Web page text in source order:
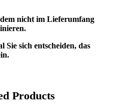
nicht im Lieferumfang
Sie sich entscheiden, das
Products